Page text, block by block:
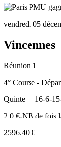
vendredi 05
Vincennes
Réunion 1
4° Course -
Quinte
16-6-
2.0 €-NB de fois
2596.40 €